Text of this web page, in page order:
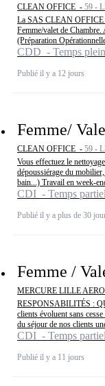
CLEAN OFFICE - 59 -
La SAS CLEAN OFFICE
Femme/valet de
(Préparation
CDD - Temps plein
Publié il y a 12 jours
Femme/
CLEAN OFFICE - 59 -
Vous effectuez le
dépoussiérage du
bain...) Travail en week-
CDI - Temps partiel
Publié il y a plus de 30
Femme /
MERCURE LILLE
RESPONSABILITÉS :
clients évoluent sans
du séjour de nos clients
CDI - Temps partiel
Publié il y a 11 jours